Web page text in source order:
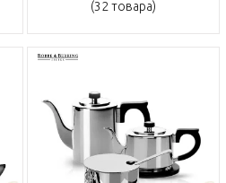
(32 товара)